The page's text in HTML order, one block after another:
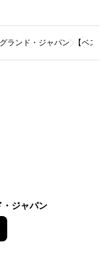
ランド・ジャパン 【ベス
ジャパン